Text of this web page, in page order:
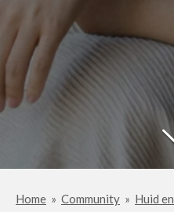
Home » Community » Huid en